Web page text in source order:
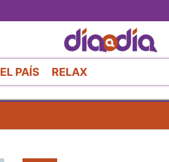
al
contenido
principal
EL PAÍS RELAX